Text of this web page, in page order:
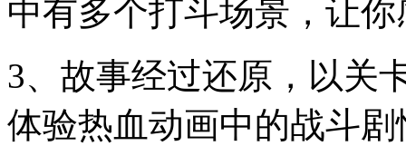
中有多个打斗场景，让
3、故事经过还原，以关
体验热血动画中的战斗剧